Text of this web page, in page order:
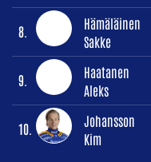
8.
Hämäläinen
Sakke
9.
Haatanen
Aleks
10.
Johansson
Kim